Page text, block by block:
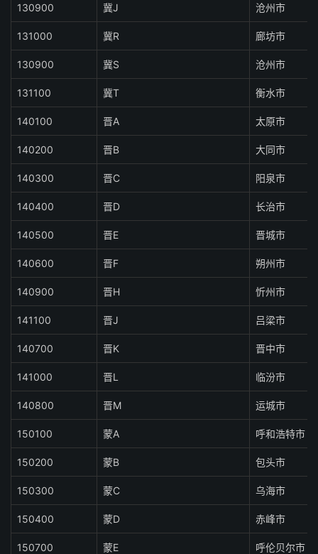
130900 冀J 沧州市
131000 冀R 廊坊市
130900 冀S 沧州市
131100 冀T 衡水市
140100 晋A 太原市
140200 晋B 大同市
140300 晋C 阳泉市
140400 晋D 长治市
140500 晋E 晋城市
140600 晋F 朔州市
140900 晋H 忻州市
141100 晋J 吕梁市
140700 晋K 晋中市
141000 晋L 临汾市
140800 晋M 运城市
150100 蒙A 呼和浩特市
150200 蒙B 包头市
150300 蒙C 乌海市
150400 蒙D 赤峰市
150700 蒙E 呼伦贝尔市